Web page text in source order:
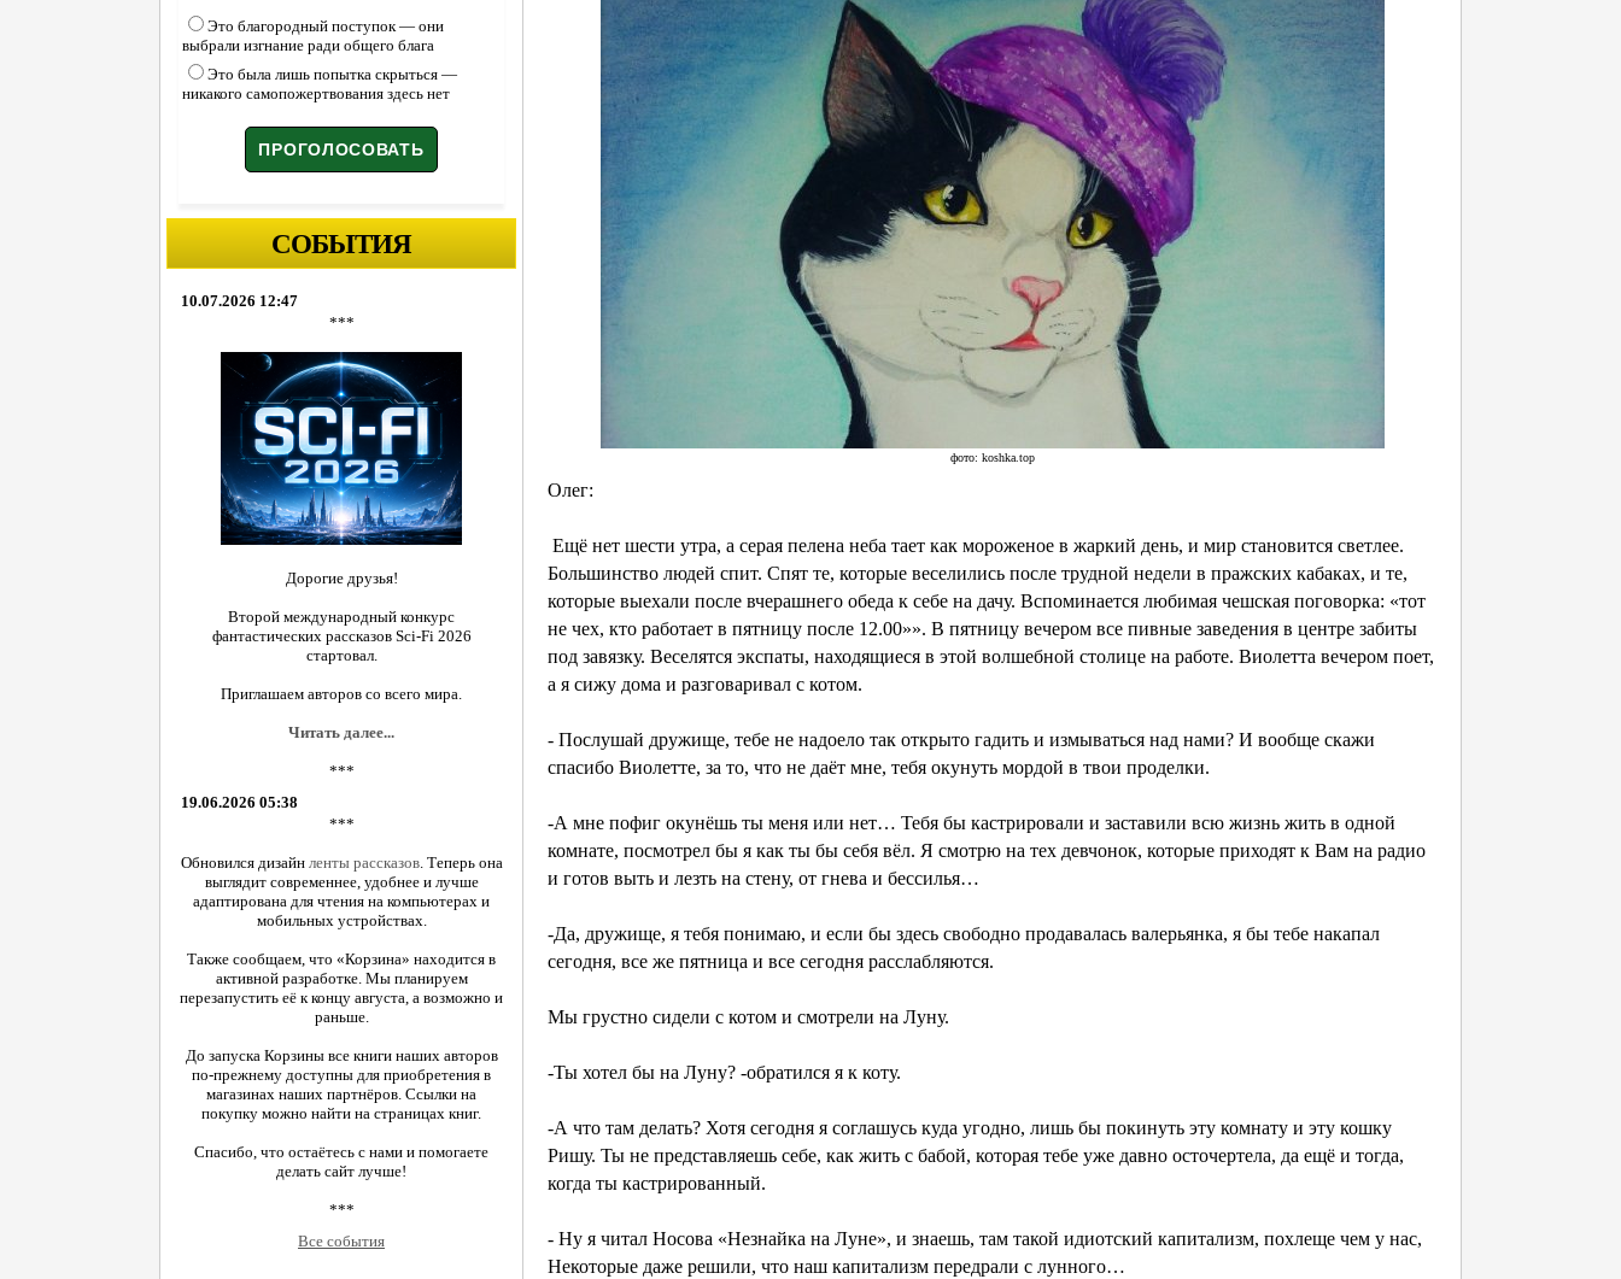
Это благородный поступок — они
выбрали изгнание ради общего блага
Это была лишь попытка скрыться —
никакого самопожертвования здесь нет
СОБЫТИЯ
10.07.2026 12:47
***
Дорогие друзья!
Второй международный конкурс
фантастических рассказов Sci-Fi 2026
стартовал.
Приглашаем авторов со всего мира.
Читать далее...
***
19.06.2026 05:38
***
Обновился дизайн ленты рассказов. Теперь она
выглядит современнее, удобнее и лучше
адаптирована для чтения на компьютерах и
мобильных устройствах.
Также сообщаем, что «Корзина» находится в
активной разработке. Мы планируем
перезапустить её к концу августа, а возможно и
раньше.
До запуска Корзины все книги наших авторов
по-прежнему доступны для приобретения в
магазинах наших партнёров. Ссылки на
покупку можно найти на страницах книг.
Спасибо, что остаётесь с нами и помогаете
делать сайт лучше!
***
Все события
фото: koshka.top
Олег:
Ещё нет шести утра, а серая пелена неба тает как мороженое в жаркий день, и мир становится светлее.
Большинство людей спит. Спят те, которые веселились после трудной недели в пражских кабаках, и те,
которые выехали после вчерашнего обеда к себе на дачу. Вспоминается любимая чешская поговорка: «тот
не чех, кто работает в пятницу после 12.00»». В пятницу вечером все пивные заведения в центре забиты
под завязку. Веселятся экспаты, находящиеся в этой волшебной столице на работе. Виолетта вечером поет,
а я сижу дома и разговаривал с котом.
- Послушай дружище, тебе не надоело так открыто гадить и измываться над нами? И вообще скажи
спасибо Виолетте, за то, что не даёт мне, тебя окунуть мордой в твои проделки.
-А мне пофиг окунёшь ты меня или нет… Тебя бы кастрировали и заставили всю жизнь жить в одной
комнате, посмотрел бы я как ты бы себя вёл. Я смотрю на тех девчонок, которые приходят к Вам на радио
и готов выть и лезть на стену, от гнева и бессилья…
-Да, дружище, я тебя понимаю, и если бы здесь свободно продавалась валерьянка, я бы тебе накапал
сегодня, все же пятница и все сегодня расслабляются.
Мы грустно сидели с котом и смотрели на Луну.
-Ты хотел бы на Луну? -обратился я к коту.
-А что там делать? Хотя сегодня я соглашусь куда угодно, лишь бы покинуть эту комнату и эту кошку
Ришу. Ты не представляешь себе, как жить с бабой, которая тебе уже давно осточертела, да ещё и тогда,
когда ты кастрированный.
- Ну я читал Носова «Незнайка на Луне», и знаешь, там такой идиотский капитализм, похлеще чем у нас,
Некоторые даже решили, что наш капитализм передрали с лунного…